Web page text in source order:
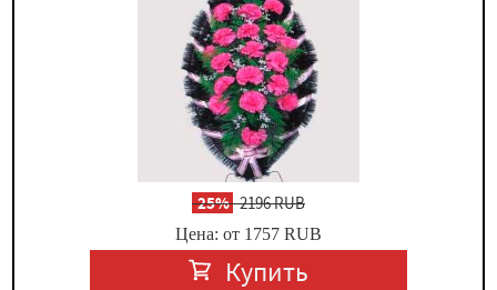
-25%2196 RUB
Цена: от 1757 RUB
Купить